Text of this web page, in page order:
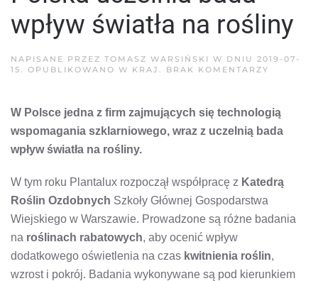
wpływ światła na rośliny
NAPISANE PRZEZ TOMASZ WARSIŃSKI W DNIU 2019-07-
15. OPUBLIKOWANO W KRAJ . BRAK KOMENTARZY
WPŁYW
NA
W Polsce jedna z firm zajmujących się technologią
wspomagania szklarniowego, wraz z uczelnią bada
wpływ światła na rośliny.
W tym roku Plantalux rozpoczął współpracę z Katedrą
Roślin Ozdobnych Szkoły Głównej Gospodarstwa
Wiejskiego w Warszawie. Prowadzone są różne badania
na roślinach rabatowych, aby ocenić wpływ
dodatkowego oświetlenia na czas kwitnienia roślin,
wzrost i pokrój. Badania wykonywane są pod kierunkiem